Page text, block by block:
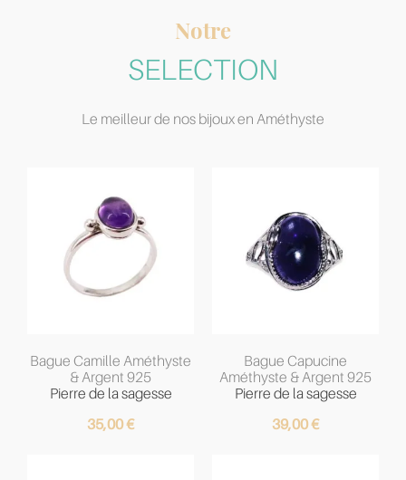
Notre
SELECTION
Le meilleur de nos bijoux en Améthyste
Bague Camille Améthyste
& Argent 925
Pierre de la sagesse
35,00€
Bague Capucine
Améthyste & Argent 925
Pierre de la sagesse
39,00€